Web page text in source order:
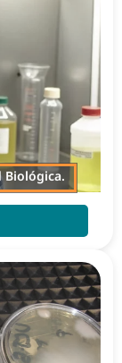
Biológica.